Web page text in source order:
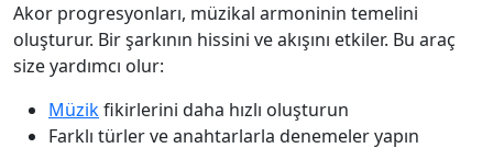
Akor progresyonları, müzikal armoninin temelini
oluşturur. Bir şarkının hissini ve akışını etkiler. Bu araç
size yardımcı olur:
Müzikfikirlerini daha hızlı oluşturun
Farklı türler ve anahtarlarla denemeler yapın